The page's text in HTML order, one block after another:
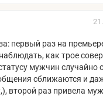
первый раз на
как трое
мужчин случайно
сближаются и
второй раз привела